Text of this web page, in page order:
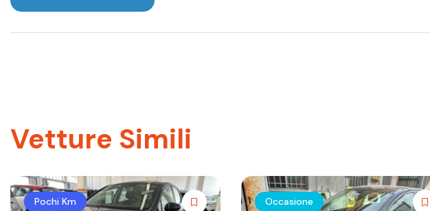
Vetture Simili
Pochi Km Occasione